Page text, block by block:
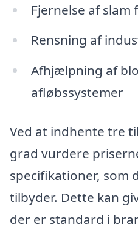
Fjernelse af slam
Rensning af
Afhjælpning af
afløbssystemer
Ved at indhente tre
grad vurdere
specifikationer, som
tilbyder. Dette kan
der er standard i